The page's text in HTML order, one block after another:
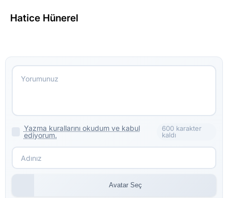
Hatice Hünerel
Yazma kurallarını okudum ve kabul
ediyorum.
600 karakter
kaldı
Avatar Seç